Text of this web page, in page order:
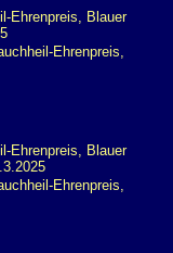
Ehrenpreis,
Ehrenpreis,